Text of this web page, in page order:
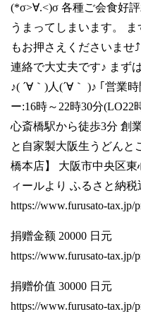
(*σ>∀.<)σ 各種ご会食好評
うまってしまいます。
もお押さえくださいませ
連絡で大丈夫です♪ まず
♪( ´∀｀)人(´∀｀ )♪ ｢営業
ー:16時～22時30分
心斎橋駅から徒歩3分
と自家製大阪生うどんと
橋本店】 大阪市中央区
ィールより ふるさと納税
https://www.furusato-tax.jp/
捐赠金额 20000 日元
https://www.furusato-tax.jp/
捐赠价值 30000 日元
https://www.furusato-tax.jp/